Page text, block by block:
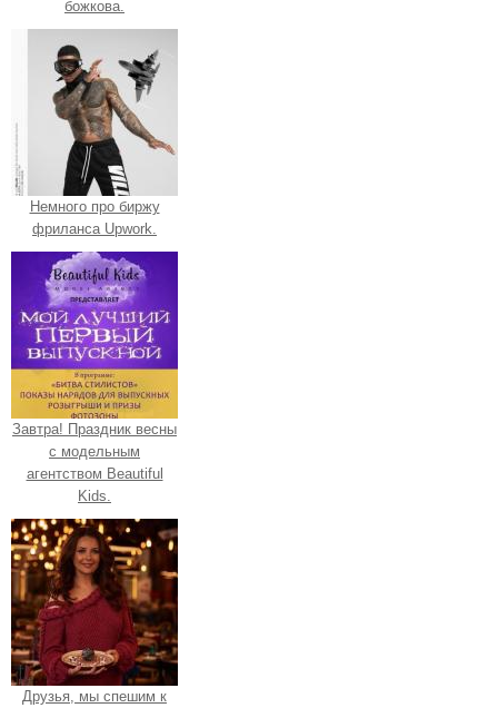
божкова.
Немного про биржу
фриланса Upwork.
Завтра! Праздник весны
с модельным
агентством Beautiful
Kids.
Друзья, мы спешим к